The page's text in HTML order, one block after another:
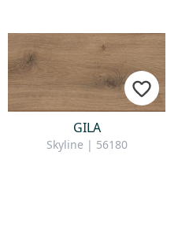
GILA
Skyline | 56180